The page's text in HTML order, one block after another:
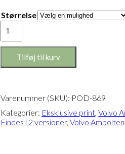
Størrelse
print:
Volvo
Ambolten
Version
Tilføj til kurv
Varenummer (SKU): POD-869
Kategorier: Eksklusive print,Volvo
Findes i 2 versioner,Volvo